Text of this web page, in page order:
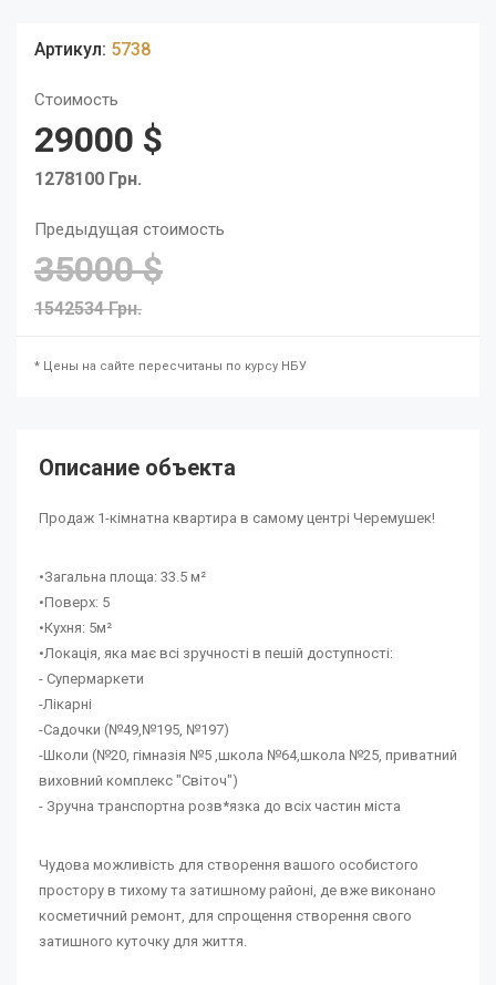
Артикул: 5738
Стоимость
29000 $
1278100 Грн.
Предыдущая стоимость
35000 $
1542534 Грн.
* Цены на сайте пересчитаны по курсу НБУ
Описание объекта
Продаж 1-кімнатна квартира в самому центрі Черемушек!
•Загальна площа: 33.5 м²
•Поверх: 5
•Кухня: 5м²
•Локація, яка має всі зручності в пешій доступності:
- Супермаркети
-Лікарні
-Садочки (№49,№195, №197)
-Школи (№20, гімназія №5 ,школа №64,школа №25, приватний
виховний комплекс "Світоч")
- Зручна транспортна розв*язка до всіх частин міста
Чудова можливість для створення вашого особистого
простору в тихому та затишному районі, де вже виконано
косметичний ремонт, для спрощення створення свого
затишного куточку для життя.